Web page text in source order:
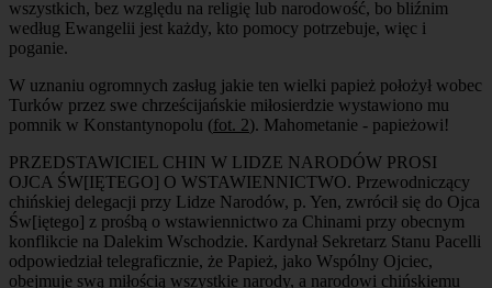
wszystkich, bez względu na religię lub narodowość, bo bliźnim
według Ewangelii jest każdy, kto pomocy potrzebuje, więc i
poganie.
W uznaniu ogromnych zasług jakie ten wielki papież położył wobec
Turków przez swe chrześcijańskie miłosierdzie wystawiono mu
pomnik w Konstantynopolu (fot. 2). Mahometanie - papieżowi!
PRZEDSTAWICIEL CHIN W LIDZE NARODÓW PROSI
OJCA ŚW[IĘTEGO] O WSTAWIENNICTWO. Przewodniczący
chińskiej delegacji przy Lidze Narodów, p. Yen, zwrócił się do Ojca
Św[iętego] z prośbą o wstawiennictwo za Chinami przy obecnym
konflikcie na Dalekim Wschodzie. Kardynał Sekretarz Stanu Pacelli
odpowiedział telegraficznie, że Papież, jako Wspólny Ojciec,
obejmuje swą miłością wszystkie narody, a narodowi chińskiemu